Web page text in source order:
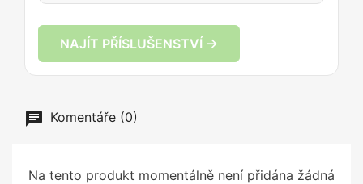
NAJÍT PŘÍSLUŠENSTVÍ →
Komentáře (0)
Na tento produkt momentálně není přidána žádná